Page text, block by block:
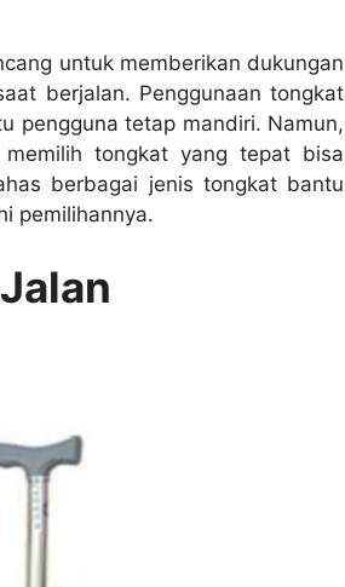
untuk memberikan dukungan
berjalan. Penggunaan tongkat
pengguna tetap mandiri. Namun,
tongkat yang tepat bisa
berbagai jenis tongkat bantu
pemilihannya.